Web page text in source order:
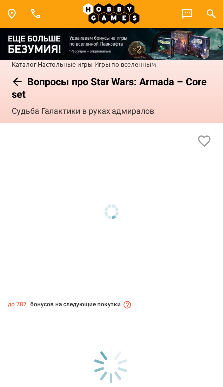
Каталог Настольные игры Игры по вселенным
Вопросы про Star Wars: Armada – Core
set
Судьба Галактики в руках адмиралов
до 787 бонусов на следующие покупки